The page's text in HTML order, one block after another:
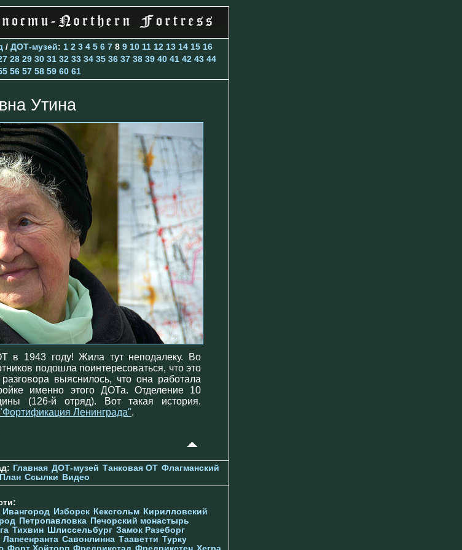
/ ДОТ-музей: 1 2 3 4 5 6 7 8 9 10 11 12 13 14 15 16
28 29 30 31 32 33 34 35 36 37 38 39 40 41 42 43 44
56 57 58 59 60 61
Утина
в 1943 году! Жила тут неподалеку. Во
подошла поинтересоваться, что это
выяснилось, что она работала
именно этого ДОТа. Отделение 10
(126-й отряд). Вот такая история.
Ленинграда".
Главная ДОТ-музей Танковая ОТ Флагманский
План Ссылки Видео
Ивангород Изборск Кексгольм Кирилловский
Петропавловка Печорcкий монастырь
Тихвин Шлиссельбург Замок Разеборг
Лапеенранта Савонлинна Тааветти Турку